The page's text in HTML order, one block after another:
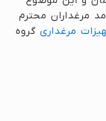
مرغداران محترم
مرغداری گروه